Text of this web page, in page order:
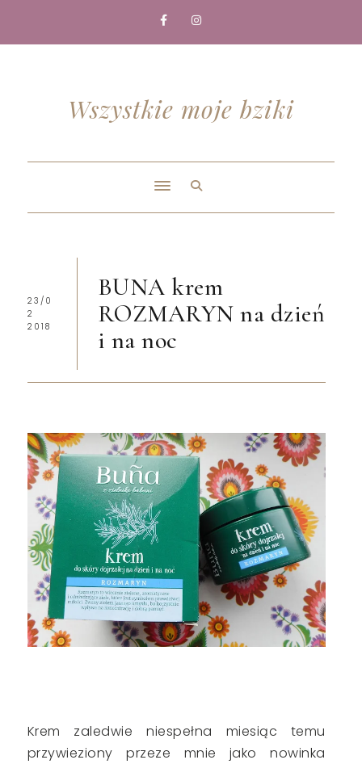
Wszystkie moje bziki
23/0
2
2018
BUNA krem
ROZMARYN na dzień
i na noc
Krem zaledwie niespełna miesiąc temu
przywieziony przeze mnie jako nowinka